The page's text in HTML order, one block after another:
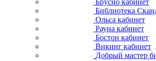
Библиотека
Ольса кабинет
Рауна кабинет
Бостон кабинет
Викинг кабинет
Добрый мастер